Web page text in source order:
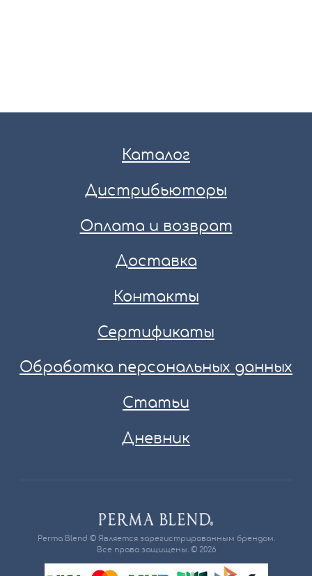
Каталог
Дистрибьюторы
Оплата и возврат
Доставка
Контакты
Сертификаты
Обработка персональных данных
Статьи
Дневник
Perma Blend © Является зарегистрированным брендом.
Все права защищены. © 2026